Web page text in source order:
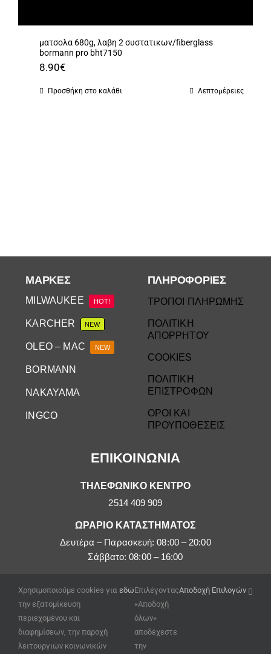
ματσολα 680g, λαβη 2 συστατικων/fiberglass
bormann pro bht7150
8.90€
Προσθήκη στο καλάθι Λεπτομέρειες
ΕΠΙΚΟΙΝΩΝΙΑ
ΤΗΛΕΦΩΝΙΚΟ ΚΕΝΤΡΟ
2514 409 909
ΩΡΑΡΙΟ ΚΑΤΑΣΤΗΜΑΤΟΣ
Δευτέρα – Παρασκευή: 08:00 – 20:00
Σάββατο: 08:00 – 16:00
afoipouloushop@gmail.com
ΜΆΡΚΕΣ
MILWAUKEE HOT!
KARCHER NEW
OLEO – MAC NEW
BORMANN
NAKAYAMA
INGCO
ΠΛΗΡΟΦΟΡΙΕΣ
ΤΡΟΠΟΙ ΠΛΗΡΩΜΗΣ
ΠΟΛΙΤΙΚΗ
ΑΠΟΡΡΗΤΟΥ
COOKIES
ΠΟΛΙΤΙΚΗ
ΕΠΙΣΤΡΟΦΩΝ
ΟΡΟΙ ΚΑΙ
ΠΡΟΥΠΟΘΕΣΕΙΣ
Χρησιμοποιούμε cookies για
την εξατομίκευση
περιεχομένου και
διαφημίσεων, την παροχή
λειτουργιών κοινωνικών
εδώΕπιλέγοντας
«Αποδοχή
όλων»
αποδέχεστε
την
Αποδοχή Επιλογών